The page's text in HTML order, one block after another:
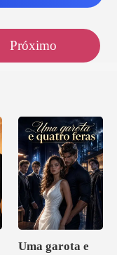
Próximo
Uma garota e